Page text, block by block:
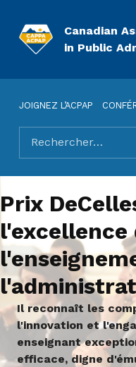
Canadian
in Public
JOIGNEZ L’ACPAP
Rechercher pour :
Prix
l'excellence
Il reconnaît les
l'innovation et
enseignant
efficace, digne